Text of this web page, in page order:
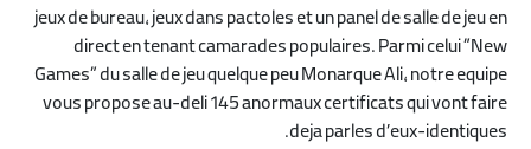
jeux de bureau, jeux dans pactoles et un panel de salle de jeu en
direct en tenant camarades populaires. Parmi celui ”New
Games” du salle de jeu quelque peu Monarque Ali, notre equipe
vous propose au-deli 145 anormaux certificats qui vont faire
deja parles d’eux-identiques.